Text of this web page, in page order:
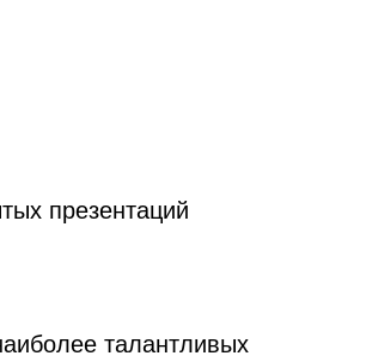
презентаций
талантливых